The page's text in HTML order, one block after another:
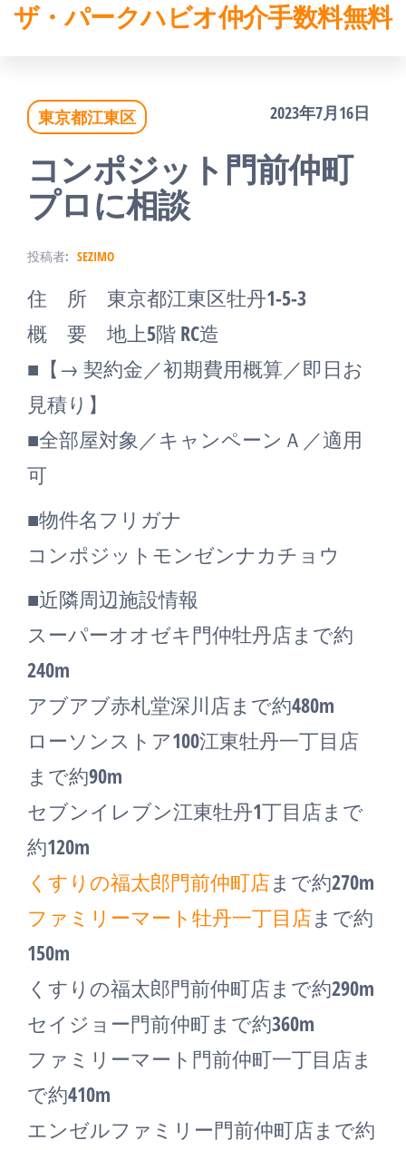
コザ・パークハビオ仲介手数料無料
東京都江東区 2023年7月16日
コンポジット門前仲町
プロに相談
投稿者: SEZIMO
住 所 東京都江東区牡丹1-5-3
概 要 地上5階 RC造
■【→ 契約金／初期費用概算／即日お
見積り】
■全部屋対象／キャンペーンＡ／適用
可
■物件名フリガナ
コンポジットモンゼンナカチョウ
■近隣周辺施設情報
スーパーオオゼキ門仲牡丹店まで約
240m
アブアブ赤札堂深川店まで約480m
ローソンストア100江東牡丹一丁目店
まで約90m
セブンイレブン江東牡丹1丁目店まで
約120m
くすりの福太郎門前仲町店まで約270m
ファミリーマート牡丹一丁目店まで約
150m
くすりの福太郎門前仲町店まで約290m
セイジョー門前仲町まで約360m
ファミリーマート門前仲町一丁目店ま
で約410m
エンゼルファミリー門前仲町店まで約